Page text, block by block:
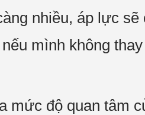
nhiều, áp lực
mình không
mức độ quan tâm